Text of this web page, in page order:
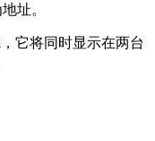
址。
，它将同时显示在两台